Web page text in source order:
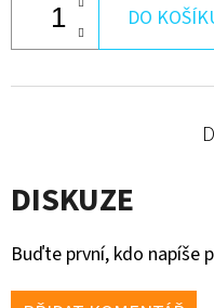
DO
DISKUZE
Buďte první, kdo napíše